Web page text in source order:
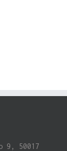
9, 50017